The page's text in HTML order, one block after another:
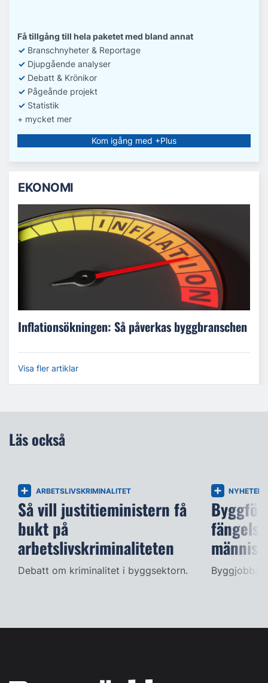
Få tillgång till hela paketet med bland annat
✓ Branschnyheter & Reportage
✓ Djupgående analyser
✓ Debatt & Krönikor
✓ Pågeånde projekt
✓ Statistik
+ mycket mer
Kom igång med +Plus
EKONOMI
Inflationsökningen: Så påverkas byggbranschen
Visa fler artiklar
Läs också
ARBETSLIVSKRIMINALITET
Så vill justitieministern få
bukt på
arbetslivskriminaliteten
Debatt om kriminalitet i byggsektorn.
NYHETER